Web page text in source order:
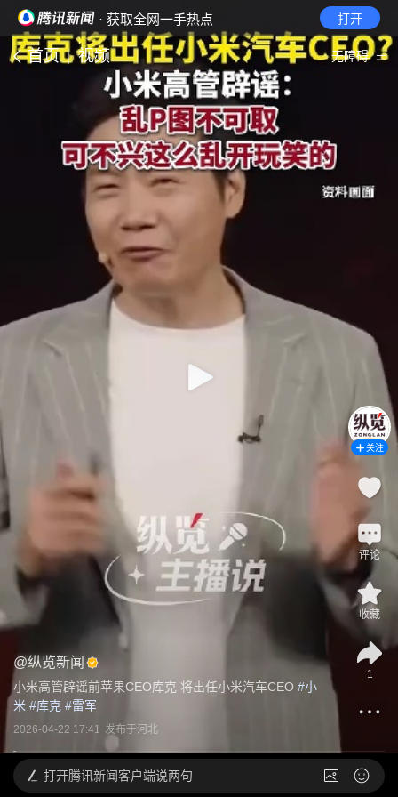
· 获取全网一手热点 打开
首页 视频 无障碍
@纵览新闻
小米高管辟谣前苹果CEO库克 将出任小米汽车CEO #小
米 #库克 #雷军
2026-04-22 17:41 发布于河北
关注
评论
收藏
1
打开腾讯新闻客户端说两句